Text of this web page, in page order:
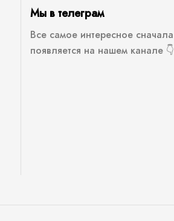
Мы в телеграм
Все самое интересное сначала
появляется на нашем канале 👇